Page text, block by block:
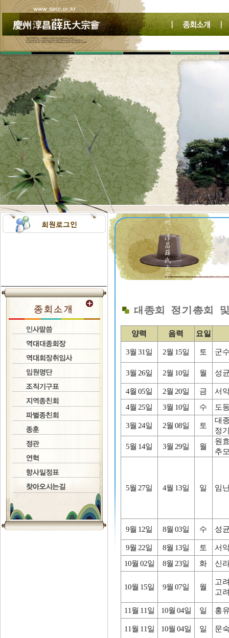
양력 음력 요일
3월 31일 2월 15일 토 군
3월 26일 2월 10일 월 성
4월 05일 2월 20일 금
서
4월 25일
3월 10일 수 도
3월 24일 2월 08일 토
대
정
5월 14일
3월 29일 월
원
추
5월 27일 4월 13일 일 임
9월 12일 8월 03일 수 성
9월 22일 8월 13일 토
서
10월 02일
8월 23일 화 신
10월 15일 9월 07일 월
고
고
11월 11일 10월 04일 일 홍
11월 11일 10월 04일 일 문